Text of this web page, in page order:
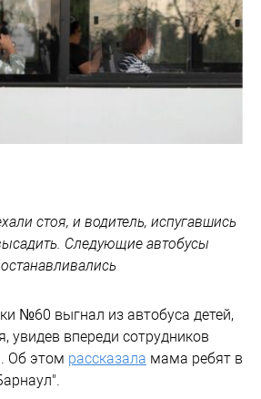
стоя, и водитель, испугавшись
Следующие автобусы
№60 выгнал из автобуса детей,
увидев впереди сотрудников
Об этом рассказала мама ребят в